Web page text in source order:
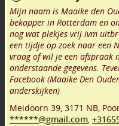
Mijn naam is Maaike den
bekapper in Rotterdam en
nog wat plekjes vrij ivm
een tijdje op zoek naar een
vraag of wil je een afspraak
onderstaande gegevens.
Facebook (Maaike Den
anderskijken)
Meidoorn 39, 3171 NB,
******@gmail.com,